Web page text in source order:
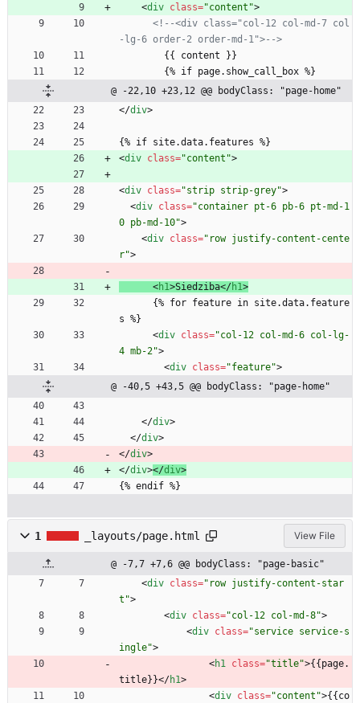
<div class="content">
<!--<div class="col - 12 col -md -7 col
- lg -6 order- 2 order-md - 1">-->
        {{ content }}
        {% if page.show_call_box %}
@ -22,10 +23,12 @@ bodyClass: "page-home"
</div>
{% if site.data.features %}
<div class="content">
<div class="strip strip-grey">
<div class="container pt-6 pb-6 pt-md-1
0 pb-md-10">
<div class="row justify-content-cente
r">
<h1>Siedziba</h1>
s %}
<div class="col-12 col-md-6 col-lg-
4 mb-2">
<div class="feature">
@ -40,5 +43,5 @@ bodyClass: "page-home"
</div>
</div>
</div>
</div></div>
{% endif %}
1 _layouts/page.html View File
@ -7,7 +7,6 @@ bodyClass: "page-basic"
<div class="row justify-content-star
t">
<div class="col-12 col-md-8">
<div class="service service-s
ingle">
<h1 class="title">{{page.
title}}</h1>
<div class="content">{{co